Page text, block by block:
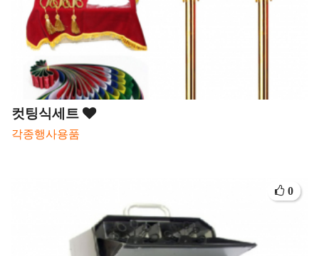
컷팅식세트
각종행사용품
0